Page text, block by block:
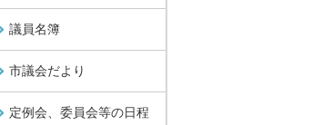
議員名簿
市議会だより
定例会、委員会等の日程